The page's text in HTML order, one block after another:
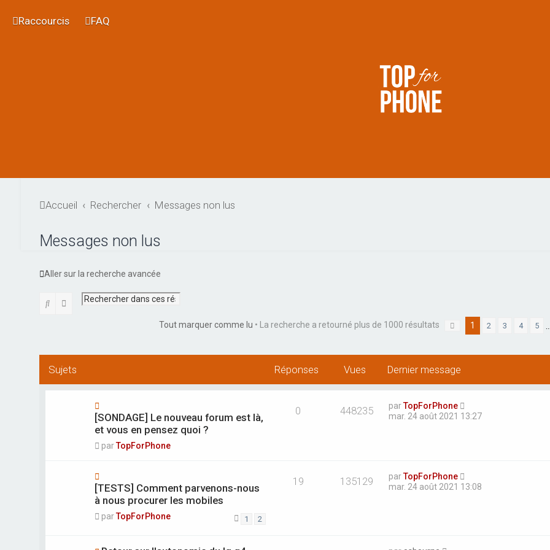
Raccourcis FAQ
Accueil Rechercher Messages non lus
Messages non lus
Aller sur la recherche avancée
Rechercher
Recherche avancée
Tout marquer comme lu • La recherche a retourné plus de 1000 résultats Page sur 20
1 2 3 4 5
Sujets Réponses Vues Dernier message
[SONDAGE] Le nouveau forum est là,
et vous en pensez quoi ?
parTopForPhone
0 448235 parTopForPhone
mar. 24 août 2021 13:27
[TESTS] Comment parvenons-nous
à nous procurer les mobiles
parTopForPhone 1 2
19 135129 parTopForPhone
mar. 24 août 2021 13:08